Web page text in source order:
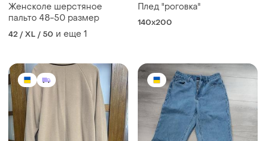
Женсколе шерстяное
пальто 48-50 размер
42 / XL / 50 и еще 1
Плед "роговка"
140х200